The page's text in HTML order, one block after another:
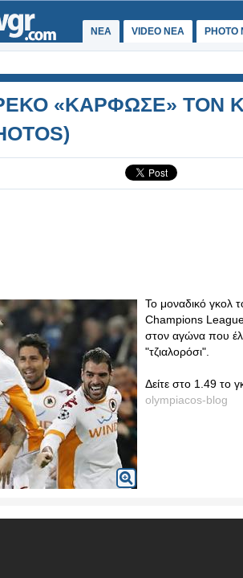
ΝΕΑ VIDEO NEA PHOTO
«ΚΑΡΦΩΣΕ» ΤΟΝ
Το μοναδικό γκολ
Champions League
στον αγώνα που
"τζιαλορόσι".
Δείτε στο 1.49 το
olympiacos-blog